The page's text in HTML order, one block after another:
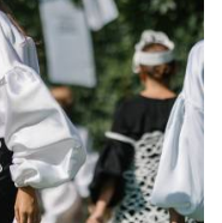
World
объединит
в Москве